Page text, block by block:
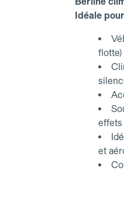
Idéale
flotte)
effets
et